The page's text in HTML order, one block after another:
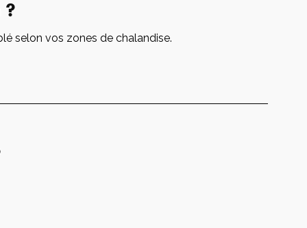
selon vos zones de chalandise.